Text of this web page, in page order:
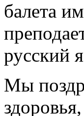
балета
русский
Мы